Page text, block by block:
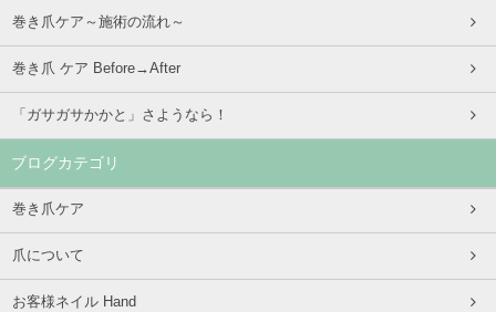
巻き爪ケア～施術の流れ～
巻き爪 ケア Before→After
「ガサガサかかと」さようなら！
ブログカテゴリ
巻き爪ケア
爪について
お客様ネイル Hand